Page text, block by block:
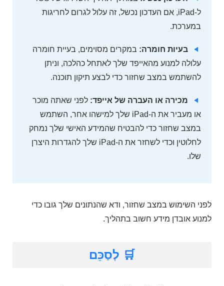
ל-iPad, אם העדכון נכשל, זה עלול לגרום לחריגות
במערכת.
בעיות חומרה: במקרים מסוימים, בעיית חומרה
עלולה למנוע מהאייפד שלך לאתחל כהלכה, וניתן
להשתמש במצב שחזור כדי לבצע תיקון תוכנה.
מכירה או העברה של אייפד: לפני שאתה מוכר
או מעביר את ה-iPad שלך למישהו אחר, השתמש
במצב שחזור כדי להבטיח שהמידע האישי שלך נמחק
לחלוטין וכדי לשחזר את ה-iPad שלך להגדרות היצרן
שלו.
לפני השימוש במצב שחזור, ודא שהנתונים שלך גובו כדי
למנוע אובדן מידע חשוב בתהליך.
🛒 לְסַכֵּם